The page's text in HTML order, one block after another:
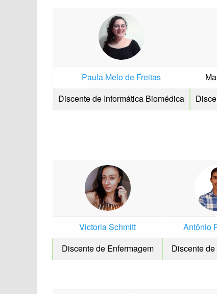
Paula Melo de Freitas
Discente de Informática Biomédica
Victoria Schmitt Antônio
Discente de Enfermagem
Discente